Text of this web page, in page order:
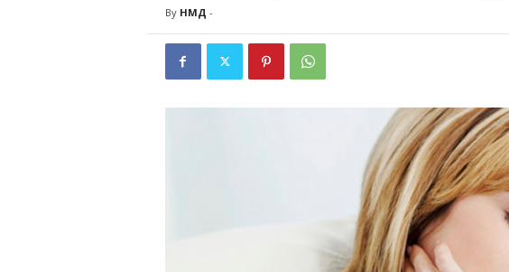
By НМД -